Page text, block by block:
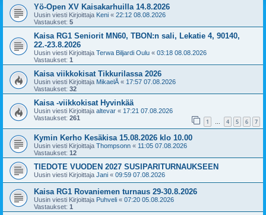
Yö-Open XV Kaisakarhuilla 14.8.2026
Uusin viesti Kirjoittaja Keni « 22:12 08.08.2026
Vastaukset: 5
Kaisa RG1 Seniorit MN60, TBON:n sali, Lekatie 4, 90140,
22.-23.8.2026
Uusin viesti Kirjoittaja Terwa Biljardi Oulu « 03:18 08.08.2026
Vastaukset: 1
Kaisa viikkokisat Tikkurilassa 2026
Uusin viesti Kirjoittaja MikaelÅ « 17:57 07.08.2026
Vastaukset: 32
Kaisa -viikkokisat Hyvinkää
Uusin viesti Kirjoittaja altevar « 17:21 07.08.2026
Vastaukset: 261 1 … 4 5 6 7
Kymin Kerho Kesäkisa 15.08.2026 klo 10.00
Uusin viesti Kirjoittaja Thompsonn « 11:05 07.08.2026
Vastaukset: 12
TIEDOTE VUODEN 2027 SUSIPARITURNAUKSEEN
Uusin viesti Kirjoittaja Jani « 09:59 07.08.2026
Kaisa RG1 Rovaniemen turnaus 29-30.8.2026
Uusin viesti Kirjoittaja Puhveli « 07:20 05.08.2026
Vastaukset: 1